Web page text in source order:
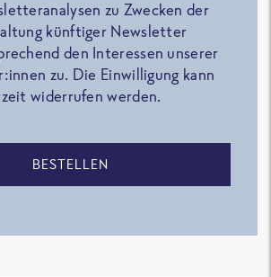
zu Zwecken der
künftiger Newsletter
den Interessen unserer
zu. Die Einwilligung kann
widerrufen werden.
BESTELLEN